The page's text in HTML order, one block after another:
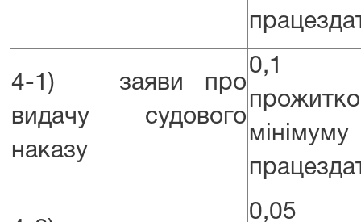
4-1) заяви про
видачу судового
наказу
0,1
0,05